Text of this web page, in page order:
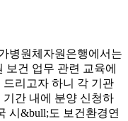
병원체자원은행에서는
건 업무 관련 교육에
리고자 하니 각 기관
간 내에 분양 신청하
시&bull;도 보건환경연